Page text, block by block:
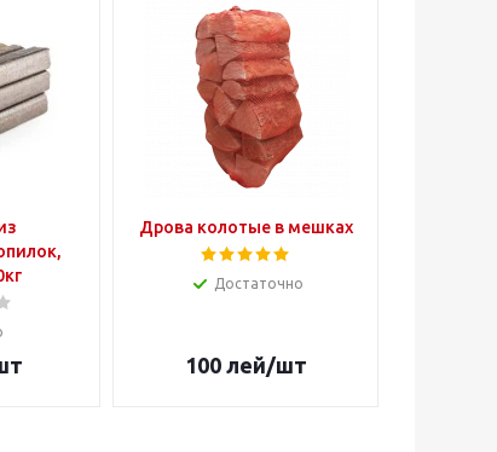
Дрова колотые в мешках
Достаточно
100 лей/шт